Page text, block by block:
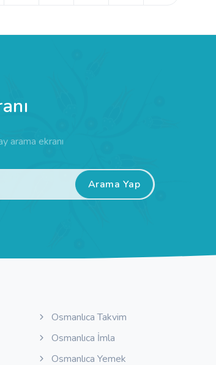
arama ekranı
Arama Yap
Osmanlıca Takvim
Osmanlıca İmla
Osmanlıca Yemek